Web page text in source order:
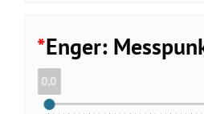
*Enger:
0,0